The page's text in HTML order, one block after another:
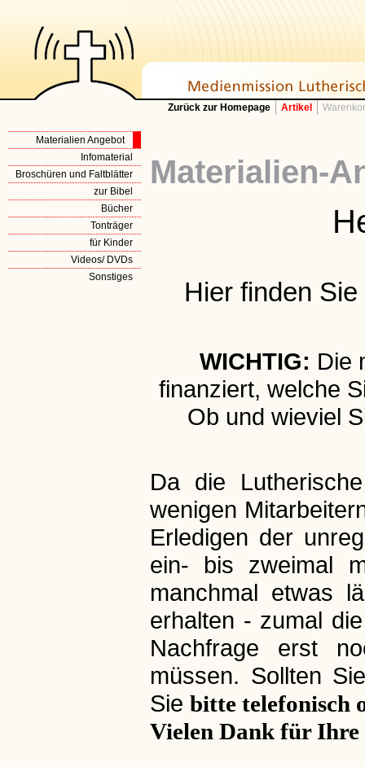
Zurück zur Homepage Artikel
Materialien Angebot
Infomaterial
Broschüren und Faltblätter
zur Bibel
Bücher
Tonträger
für Kinder
Videos/ DVDs
Sonstiges
Materialien-
Hier finden
WICHTIG: Die
finanziert, welche
Ob und wieviel
Da die
wenigen
Erledigen der
ein- bis zweimal
manchmal etwas
erhalten - zumal
Nachfrage erst
müssen. Sollten
Sie bitte telefonisch
Vielen Dank für Ihre